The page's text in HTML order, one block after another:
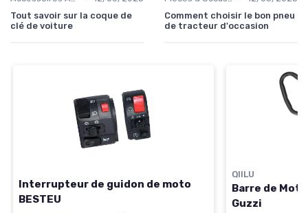
Tout savoir sur la coque de
clé de voiture
Comment choisir le bon pneu
de tracteur d'occasion
Interrupteur de guidon de moto
BESTEU
QIILU
Barre de
Guzzi